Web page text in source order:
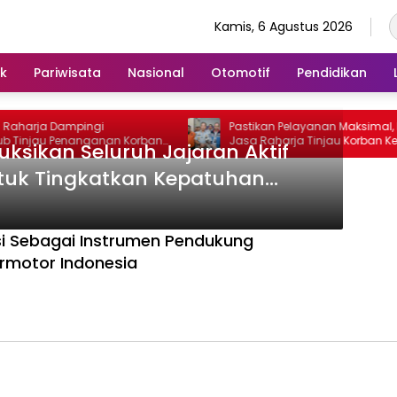
Kamis, 6 Agustus 2026
Pariwisata Nasional Otomotif Pendidikan
Dampingi
Penanganan Korban
II di RS PHC
Pastikan Pelayanan Maksimal,
Jasa Raharja Tinjau Korban
KM Mutiara Sentosa II
Seluruh Jajaran Aktif
Tingkatkan Kepatuhan
Data Kendaraan
Sebagai Instrumen Pendukung
Indonesia